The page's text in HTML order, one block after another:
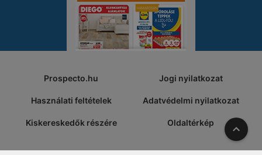
Prospecto.hu Jogi nyilatkozat
Használati feltételek Adatvédelmi nyilatkozat
Kiskereskedők részére Oldaltérkép A